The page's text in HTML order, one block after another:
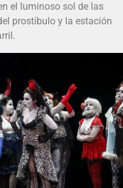
el luminoso sol de las
prostíbulo y la estación